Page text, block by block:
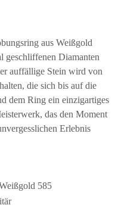
aus Weißgold
geschliffenen Diamanten
auffällige Stein wird von
die sich bis auf die
dem Ring ein einzigartiges
das den Moment
Erlebnis
585